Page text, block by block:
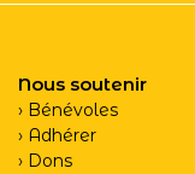
Nous soutenir
Bénévoles
Adhérer
Dons